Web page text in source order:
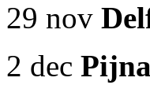
29 nov
2 dec